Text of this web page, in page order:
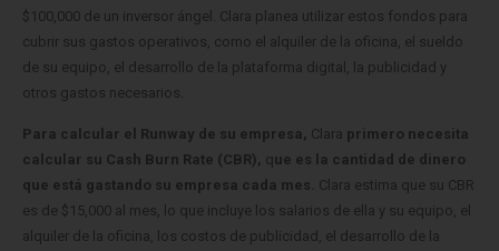
$100,000 de un inversor ángel. Clara planea utilizar estos fondos para
cubrir sus gastos operativos, como el alquiler de la oficina, el sueldo
de su equipo, el desarrollo de la plataforma digital, la publicidad y
otros gastos necesarios.
Para calcular el Runway de su empresa, Clara primero necesita
calcular su Cash Burn Rate (CBR), que es la cantidad de dinero
que está gastando su empresa cada mes. Clara estima que su CBR
es de $15,000 al mes, lo que incluye los salarios de ella y su equipo, el
alquiler de la oficina, los costos de publicidad, el desarrollo de la